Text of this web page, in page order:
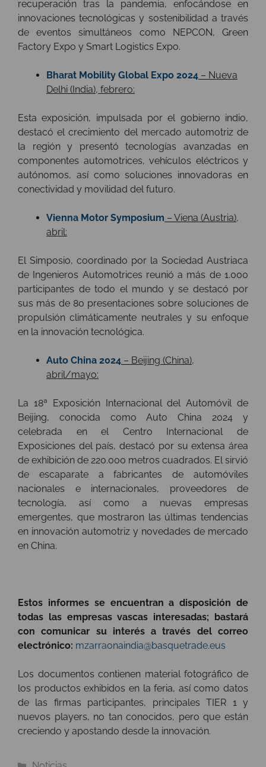
recuperación tras la pandemia, enfocándose en
innovaciones tecnológicas y sostenibilidad a través
de eventos simultáneos como NEPCON, Green
Factory Expo y Smart Logistics Expo.
Bharat Mobility Global Expo 2024 – Nueva
Delhi (India), febrero:
Esta exposición, impulsada por el gobierno indio,
destacó el crecimiento del mercado automotriz de
la región y presentó tecnologías avanzadas en
componentes automotrices, vehículos eléctricos y
autónomos, así como soluciones innovadoras en
conectividad y movilidad del futuro.
Vienna Motor Symposium – Viena (Austria),
abril:
El Simposio, coordinado por la Sociedad Austriaca
de Ingenieros Automotrices reunió a más de 1.000
participantes de todo el mundo y se destacó por
sus más de 80 presentaciones sobre soluciones de
propulsión climáticamente neutrales y su enfoque
en la innovación tecnológica.
Auto China 2024 – Beijing (China),
abril/mayo:
La 18ª Exposición Internacional del Automóvil de
Beijing, conocida como Auto China 2024 y
celebrada en el Centro Internacional de
Exposiciones del país, destacó por su extensa área
de exhibición de 220.000 metros cuadrados. El sirvió
de escaparate a fabricantes de automóviles
nacionales e internacionales, proveedores de
tecnología, así como a nuevas empresas
emergentes, que mostraron las últimas tendencias
en innovación automotriz y novedades de mercado
en China.
Estos informes se encuentran a disposición de
todas las empresas vascas interesadas; bastará
con comunicar su interés a través del correo
electrónico: mzarraonaindia@basquetrade.eus
Los documentos contienen material fotográfico de
los productos exhibidos en la feria, así como datos
de las firmas participantes, principales TIER 1 y
nuevos players, no tan conocidos, pero que están
creciendo y apostando desde la innovación.
Categorías